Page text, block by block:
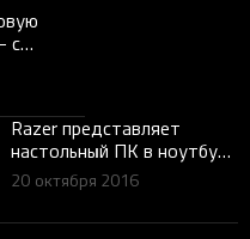
с
и
Razer представляет
настольный ПК в ноутбуке
- новый игровой ноутбук
Razer Blade Pro
20 октября 2016